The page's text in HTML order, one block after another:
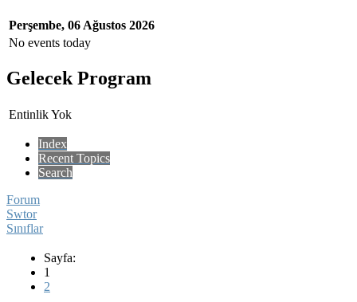
Perşembe, 06 Ağustos 2026
No events today
Gelecek Program
Entinlik Yok
Index
Recent Topics
Search
Forum
Swtor
Sınıflar
Sayfa:
1
2